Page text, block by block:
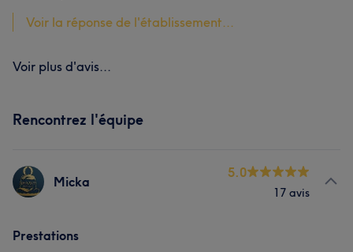
Voir la réponse de l'établissement...
Voir plus d'avis...
Rencontrez l'équipe
Micka
5.0
17 avis
Prestations